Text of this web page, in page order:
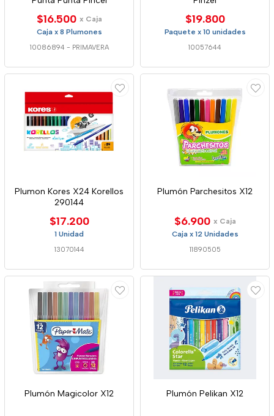
$16.500 x Caja
Caja x 8 Plumones
10086894 - PRIMAVERA
$19.800
Paquete x 10 unidades
10057644
Plumon Kores X24 Korellos
290144
$17.200
1 Unidad
13070144
Plumón Parchesitos X12
$6.900 x Caja
Caja x 12 Unidades
11890505
Plumón Magicolor X12 Plumón Pelikan X12